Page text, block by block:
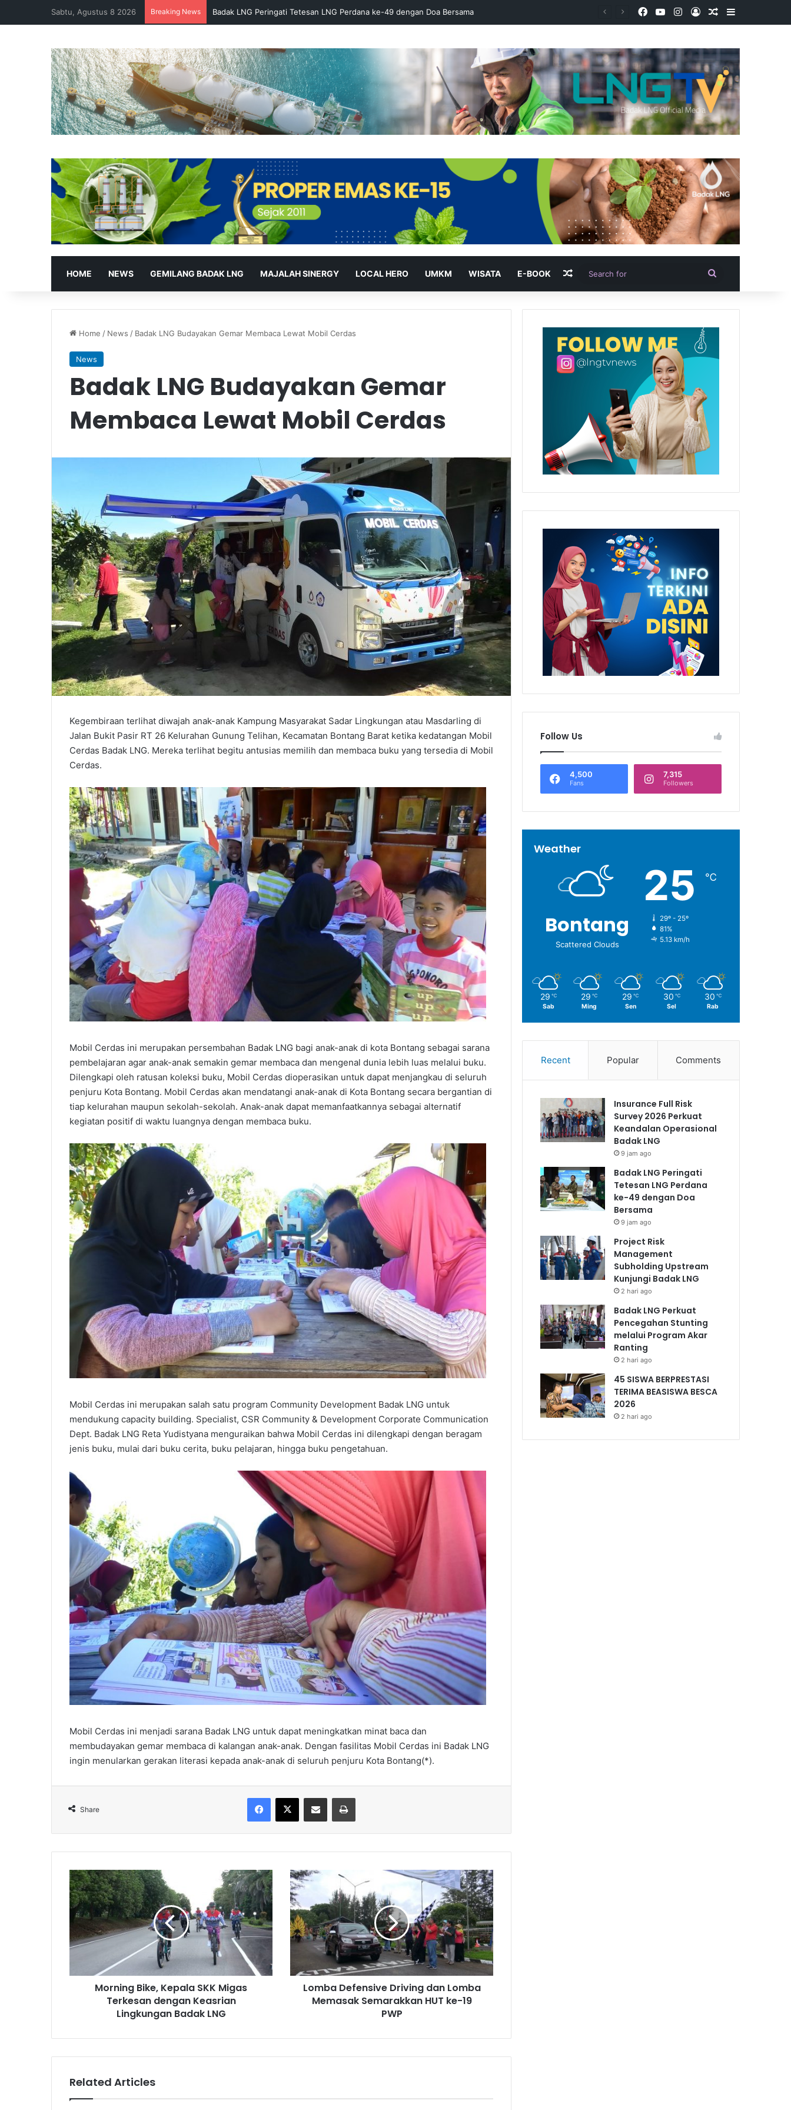
Sabtu, Agustus 8 2026 Breaking News Badak LNG Peringati Tetesan LNG Perdana ke-49 dengan Doa Bersama Facebook
YouTubeInstagram
Log InRandom Article
Sidebar
HOME NEWS GEMILANG BADAK LNG MAJALAH SINERGY LOCAL HERO UMKM WISATA E-BOOK Random Article
for
Home / News / Badak LNG Budayakan Gemar Membaca Lewat Mobil Cerdas
News
Badak LNG Budayakan Gemar
Membaca Lewat Mobil Cerdas
Kegembiraan terlihat diwajah anak-anak Kampung Masyarakat Sadar Lingkungan atau Masdarling di
Jalan Bukit Pasir RT 26 Kelurahan Gunung Telihan, Kecamatan Bontang Barat ketika kedatangan Mobil
Cerdas Badak LNG. Mereka terlihat begitu antusias memilih dan membaca buku yang tersedia di Mobil
Cerdas.
Mobil Cerdas ini merupakan persembahan Badak LNG bagi anak-anak di kota Bontang sebagai sarana
pembelajaran agar anak-anak semakin gemar membaca dan mengenal dunia lebih luas melalui buku.
Dilengkapi oleh ratusan koleksi buku, Mobil Cerdas dioperasikan untuk dapat menjangkau di seluruh
penjuru Kota Bontang. Mobil Cerdas akan mendatangi anak-anak di Kota Bontang secara bergantian di
tiap kelurahan maupun sekolah-sekolah. Anak-anak dapat memanfaatkannya sebagai alternatif
kegiatan positif di waktu luangnya dengan membaca buku.
Mobil Cerdas ini merupakan salah satu program Community Development Badak LNG untuk
mendukung capacity building. Specialist, CSR Community & Development Corporate Communication
Dept. Badak LNG Reta Yudistyana menguraikan bahwa Mobil Cerdas ini dilengkapi dengan beragam
jenis buku, mulai dari buku cerita, buku pelajaran, hingga buku pengetahuan.
Mobil Cerdas ini menjadi sarana Badak LNG untuk dapat meningkatkan minat baca dan
membudayakan gemar membaca di kalangan anak-anak. Dengan fasilitas Mobil Cerdas ini Badak LNG
ingin menularkan gerakan literasi kepada anak-anak di seluruh penjuru Kota Bontang(*).
Share
Facebook
X Share via Email Print
Morning
Bike,
Kepala
SKK
Terkesan
dengan
Lingkungan
Morning Bike, Kepala SKK Migas
Terkesan dengan Keasrian
Lingkungan Badak LNG
Lomba
Defensive
Driving
dan
Lomba
Memasak
Semarakkan
ke-
Lomba Defensive Driving dan Lomba
Memasak Semarakkan HUT ke-19
PWP
Related Articles
Follow Us
4,500
Fans
7,315
Followers
Weather
Bontang
Scattered Clouds
25 ℃
29º - 25º
81%
5.13 km/h
29 ℃
Sab
29 ℃
Ming
29 ℃
Sen
30 ℃
Sel
30 ℃
Rab
Recent Popular Comments
Insurance Full Risk
Survey 2026 Perkuat
Keandalan Operasional
Badak LNG
9 jam ago
Badak LNG Peringati
Tetesan LNG Perdana
ke-49 dengan Doa
Bersama
9 jam ago
Project Risk
Management
Subholding Upstream
Kunjungi Badak LNG
2 hari ago
Badak LNG Perkuat
Pencegahan Stunting
melalui Program Akar
Ranting
2 hari ago
45 SISWA BERPRESTASI
TERIMA BEASISWA BESCA
2026
2 hari ago